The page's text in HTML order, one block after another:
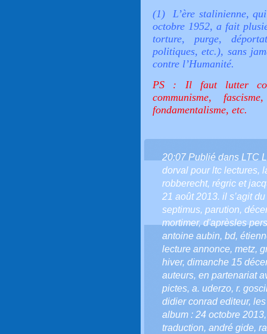
(1) L’ère stalinienne,
octobre 1952, a fait
torture, purge,
politiques, etc.), sans
contre l’Humanité.
PS : Il faut lutter
communisme,
fondamentalisme, etc.
20:07 Publié dans LTC
dorval pour ltc lectures,
robberecht, régric et
21 août 2013. il s’agit
septimus, parution,
mortimer,d'aprèsles
antoine aubin, bd,
lecture annonce, metz,
hiver, dimanche 15
auteurs, en partenariat
pictes, a. uderzo, r.
didier conrad editeur,
album : 24 octobre 2013
traduction, andré gide,